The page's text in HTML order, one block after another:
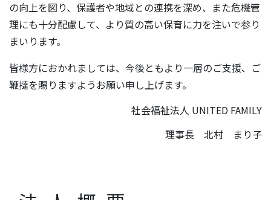
の向上を図り、保護者や地域との連携を深め、また危機管
理にも十分配慮して、より質の高い保育に力を注いで参り
まいります。
皆様方におかれましては、今後ともより一層のご支援、ご
鞭撻を賜りますようお願い申し上げます。
社会福祉法人 UNITED FAMILY
理事長 北村 まり子